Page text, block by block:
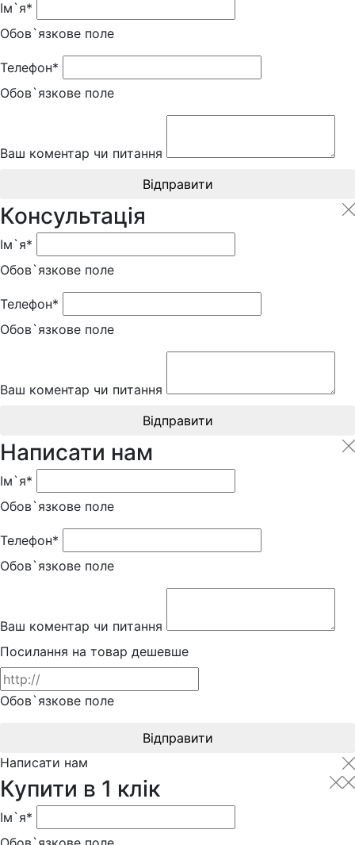
Ім`я*
Обов`язкове поле
Телефон*
Обов`язкове поле
Ваш коментар чи питання
Відправити
Консультація
Ім`я*
Обов`язкове поле
Телефон*
Обов`язкове поле
Ваш коментар чи питання
Відправити
Написати нам
Ім`я*
Обов`язкове поле
Телефон*
Обов`язкове поле
Ваш коментар чи питання
Посилання на товар дешевше
Обов`язкове поле
Відправити
Написати нам
Купити в 1 клік
Ім`я*